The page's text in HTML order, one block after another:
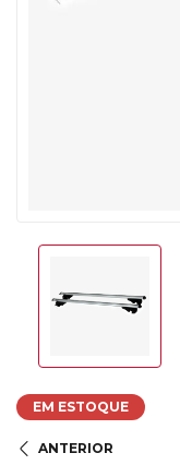
EM ESTOQUE
ANTERIOR